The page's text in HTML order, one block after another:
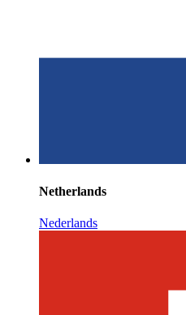
Netherlands
Nederlands